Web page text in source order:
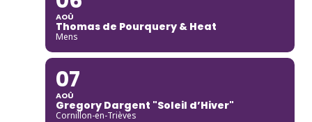
AOÛ
Thomas de Pourquery & Heat
Mens
07
AOÛ
Gregory Dargent "Soleil d’Hiver"
Cornillon-en-Trièves